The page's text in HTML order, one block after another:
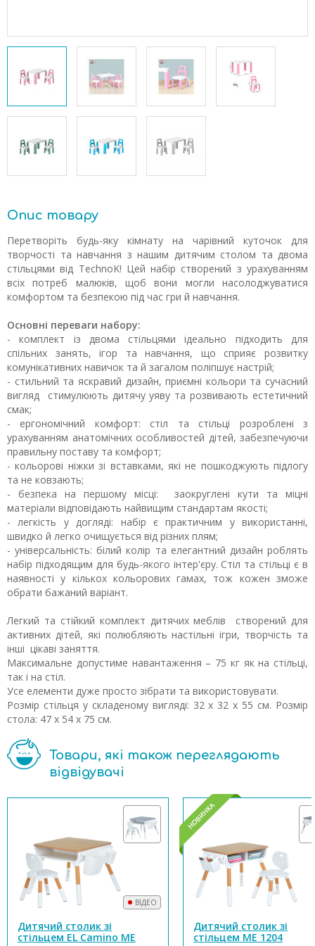
Опис товару
Перетворіть будь-яку кімнату на чарівний куточок для
творчості та навчання з нашим дитячим столом та двома
стільцями від TechnoK! Цей набір створений з урахуванням
всіх потреб малюків, щоб вони могли насолоджуватися
комфортом та безпекою під час гри й навчання.
Основні переваги набору:
- комплект із двома стільцями ідеально підходить для
спільних занять, ігор та навчання, що сприяє розвитку
комунікативних навичок та й загалом поліпшує настрій;
- стильний та яскравий дизайн, приємні кольори та сучасний
вигляд стимулюють дитячу уяву та розвивають естетичний
смак;
- ергономічний комфорт: стіл та стільці розроблені з
урахуванням анатомічних особливостей дітей, забезпечуючи
правильну поставу та комфорт;
- кольорові ніжки зі вставками, які не пошкоджують підлогу
та не ковзають;
- безпека на першому місці: заокруглені кути та міцні
матеріали відповідають найвищим стандартам якості;
- легкість у догляді: набір є практичним у використанні,
швидко й легко очищується від різних плям;
- універсальність: білий колір та елегантний дизайн роблять
набір підходящим для будь-якого інтер'єру. Стіл та стільці є в
наявності у кількох кольорових гамах, тож кожен зможе
обрати бажаний варіант.
Легкий та стійкий комплект дитячих меблів створений для
активних дітей, які полюбляють настільні ігри, творчість та
інші цікаві заняття.
Максимальне допустиме навантаження – 75 кг як на стільці,
так і на стіл.
Усе елементи дуже просто зібрати та використовувати.
Розмір стільця у складеному вигляді: 32 х 32 х 55 см. Розмір
стола: 47 х 54 х 75 см.
Товари, які також переглядають
відвідувачі
ВІДЕО
Дитячий столик зі
стільцем EL Camino ME
Дитячий столик зі
стільцем ME 1204